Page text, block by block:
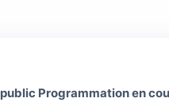
Programmation en